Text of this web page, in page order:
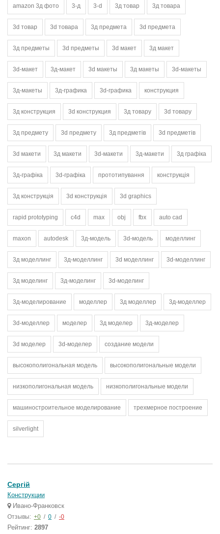
amazon 3д фото 3-д 3-d 3д товар 3д товара
3d товар 3d товара 3д предмета 3d предмета
3д предметы 3d предметы 3d макет 3д макет
3d-макет 3д-макет 3d макеты 3д макеты 3d-макеты
3д-макеты 3д-графика 3d-графика конструкция
3д конструкция 3d конструкция 3д товару 3d товару
3д предмету 3d предмету 3д предметів 3d предметів
3d макети 3д макети 3d-макети 3д-макети 3д графіка
3д-графіка 3d-графіка прототипування конструкція
3д конструкція 3d конструкція 3d graphics
rapid prototyping c4d max obj fbx auto cad
maxon autodesk 3д-модель 3d-модель моделлинг
3д моделлинг 3д-моделлинг 3d моделлинг 3d-моделлинг
3д моделинг 3д-моделинг 3d-моделинг
3д-моделирование моделлер 3д моделлер 3д-моделлер
3d-моделлер моделер 3д моделер 3д-моделер
3d моделер 3d-моделер создание модели
высокополигональная модель высокополигональные модели
низкополигональная модель низкополигональные модели
машиностроительное моделирование трехмерное построение
silverlight
Сергій
Конструкции
Ивано-Франковск
Отзывы: +0 / 0 / -0
Рейтинг: 2897